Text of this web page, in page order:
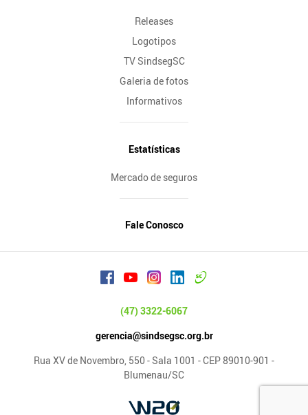
Releases
Logotipos
TV SindsegSC
Galeria de fotos
Informativos
Estatísticas
Mercado de seguros
Fale Conosco
(47) 3322-6067
gerencia@sindsegsc.org.br
Rua XV de Novembro, 550 - Sala 1001 - CEP 89010-901 -
Blumenau/SC